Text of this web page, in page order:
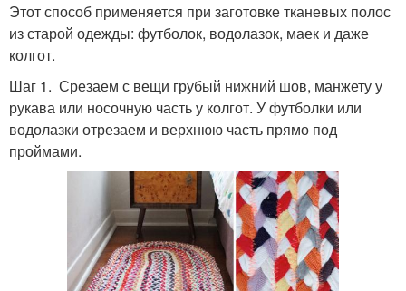
Этот способ применяется при заготовке тканевых полос
из старой одежды: футболок, водолазок, маек и даже
колгот.
Шаг 1. Срезаем с вещи грубый нижний шов, манжету у
рукава или носочную часть у колгот. У футболки или
водолазки отрезаем и верхнюю часть прямо под
проймами.